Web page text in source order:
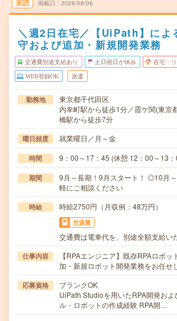
未読 掲載日 2026/08/06
＼週2日在宅／【UiPath】によ
守および追加・新規開発業務
交通費別途支給あり 土日祝日が休み 在宅・
WEB登録OK 派遣
勤務地
東京都千代田区
内幸町駅から徒歩1分／霞ケ関(東京
橋駅から徒歩7分
曜日頻度 就業曜日／月～金
時間 9：00～17：45 (休憩 12：00～13
期間
9月～長期！9月スタート！ ◎10月
軽にご相談ください
時給 時給2750円（月収例：48万円）
交通費
交通費は電車代を、別途全額支給い
仕事内容
【RPAエンジニア】既存RPAロボ
加・新規ロボット開発業務をお任
応募資格
ブランクOK
UiPath Studioを用いたRPA開発お
ル・ロボットの作成経験 RPA開…